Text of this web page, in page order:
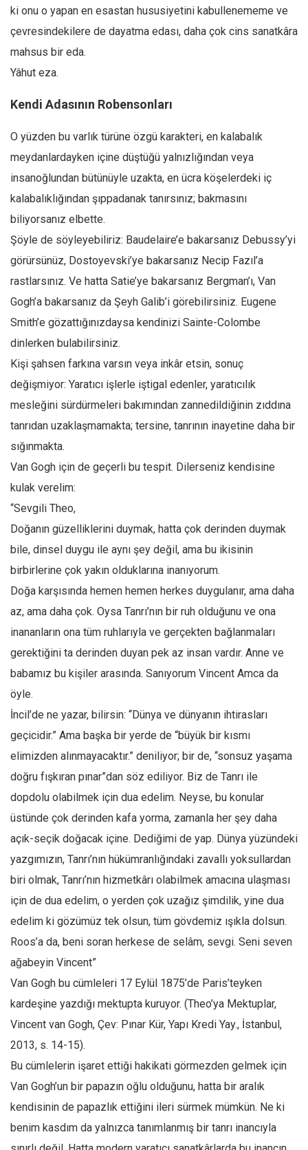
Bağdagül Öz
Esra Elönü
» Yazar arşivi
Bu Sayı
Tüm Sayılar
Kültür Sanat
Kitap
Karisi kitap sualleri
7 soruda bu hafta
Ekonomi
Spor
Manzara
Gıda-Beslenme
Türkiye
Siyaset
Dünya
Asya
Afrika
İslam Dünyası
Düşünce
Dosyalar
ki onu o yapan en esastan hususiyetini kabullenememe ve
çevresindekilere de dayatma edası, daha çok cins sanatkâra
mahsus bir eda.
Yâhut eza.
Kendi Adasının Robensonları
O yüzden bu varlık türüne özgü karakteri, en kalabalık
meydanlardayken içine düştüğü yalnızlığından veya
insanoğlundan bütünüyle uzakta, en ücra köşelerdeki iç
kalabalıklığından şıppadanak tanırsınız; bakmasını
biliyorsanız elbette.
Şöyle de söyleyebiliriz: Baudelaire’e bakarsanız Debussy’yi
görürsünüz, Dostoyevski’ye bakarsanız Necip Fazıl’a
rastlarsınız. Ve hatta Satie’ye bakarsanız Bergman’ı, Van
Gogh’a bakarsanız da Şeyh Galib’i görebilirsiniz. Eugene
Smith’e gözattığınızdaysa kendinizi Sainte-Colombe
dinlerken bulabilirsiniz.
Kişi şahsen farkına varsın veya inkâr etsin, sonuç
değişmiyor: Yaratıcı işlerle iştigal edenler, yaratıcılık
mesleğini sürdürmeleri bakımından zannedildiğinin zıddına
tanrıdan uzaklaşmamakta; tersine, tanrının inayetine daha bir
sığınmakta.
Van Gogh için de geçerli bu tespit. Dilerseniz kendisine
kulak verelim:
“Sevgili Theo,
Doğanın güzelliklerini duymak, hatta çok derinden duymak
bile, dinsel duygu ile aynı şey değil, ama bu ikisinin
birbirlerine çok yakın olduklarına inanıyorum.
Doğa karşısında hemen hemen herkes duygulanır, ama daha
az, ama daha çok. Oysa Tanrı’nın bir ruh olduğunu ve ona
inananların ona tüm ruhlarıyla ve gerçekten bağlanmaları
gerektiğini ta derinden duyan pek az insan vardır. Anne ve
babamız bu kişiler arasında. Sanıyorum Vincent Amca da
öyle.
İncil’de ne yazar, bilirsin: “Dünya ve dünyanın ihtirasları
geçicidir.” Ama başka bir yerde de “büyük bir kısmı
elimizden alınmayacaktır.” deniliyor; bir de, “sonsuz yaşama
doğru fışkıran pınar”dan söz ediliyor. Biz de Tanrı ile
dopdolu olabilmek için dua edelim. Neyse, bu konular
üstünde çok derinden kafa yorma, zamanla her şey daha
açık-seçik doğacak içine. Dediğimi de yap. Dünya yüzündeki
yazgımızın, Tanrı’nın hükümranlığındaki zavallı yoksullardan
biri olmak, Tanrı’nın hizmetkârı olabilmek amacına ulaşması
için de dua edelim, o yerden çok uzağız şimdilik, yine dua
edelim ki gözümüz tek olsun, tüm gövdemiz ışıkla dolsun.
Roos’a da, beni soran herkese de selâm, sevgi. Seni seven
ağabeyin Vincent”
Van Gogh bu cümleleri 17 Eylül 1875’de Paris’teyken
kardeşine yazdığı mektupta kuruyor. (Theo’ya Mektuplar,
Vincent van Gogh, Çev: Pınar Kür, Yapı Kredi Yay., İstanbul,
2013, s. 14-15).
Bu cümlelerin işaret ettiği hakikati görmezden gelmek için
Van Gogh’un bir papazın oğlu olduğunu, hatta bir aralık
kendisinin de papazlık ettiğini ileri sürmek mümkün. Ne ki
benim kasdım da yalnızca tanımlanmış bir tanrı inancıyla